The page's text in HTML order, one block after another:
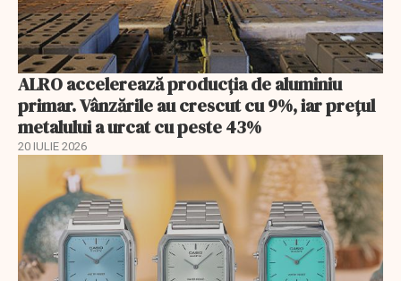
ALRO accelerează producția de aluminiu
primar. Vânzările au crescut cu 9%, iar prețul
metalului a urcat cu peste 43%
20 IULIE 2026